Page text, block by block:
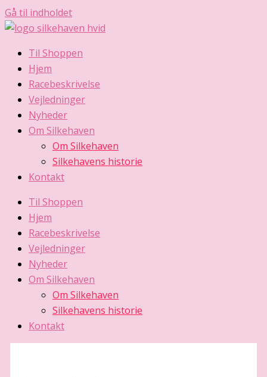
Gå til indholdet
Til Shoppen
Hjem
Racebeskrivelse
Vejledninger
Nyheder
Om Silkehaven
Om Silkehaven
Silkehavens historie
Kontakt
Til Shoppen
Hjem
Racebeskrivelse
Vejledninger
Nyheder
Om Silkehaven
Om Silkehaven
Silkehavens historie
Kontakt